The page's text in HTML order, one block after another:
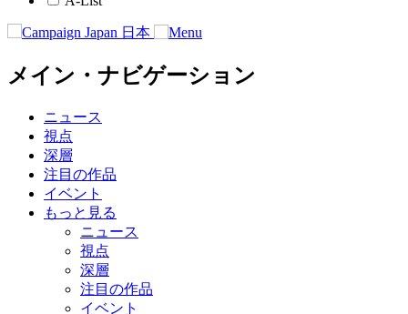
メイン・ナビゲーション
ニュース
視点
深層
注目の作品
イベント
もっと見る
ニュース
視点
深層
注目の作品
イベント